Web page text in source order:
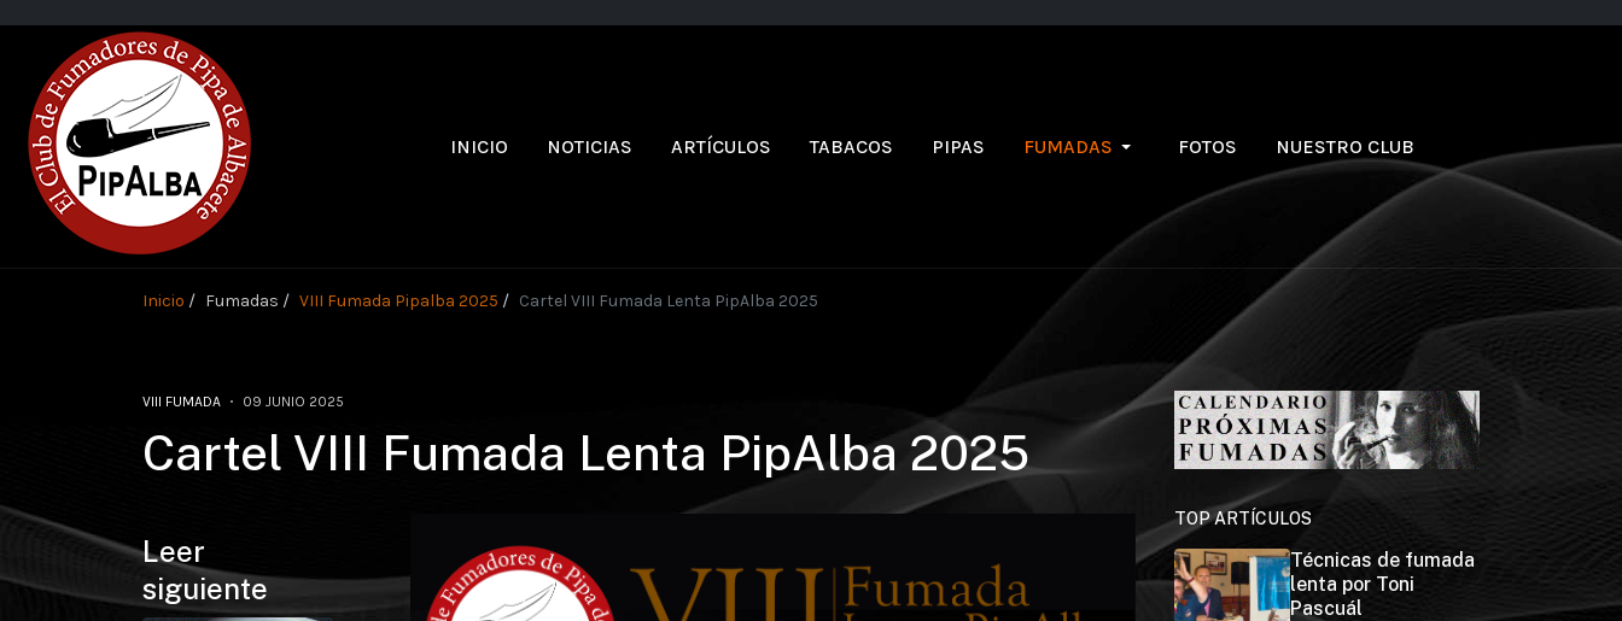
INICIO NOTICIAS ARTÍCULOS TABACOS PIPAS FUMADAS FOTOS NUESTRO CLUB
Inicio Fumadas VIII Fumada Pipalba 2025 Cartel VIII Fumada Lenta PipAlba 2025
VIII FUMADA 09 JUNIO 2025
Cartel VIII Fumada Lenta PipAlba 2025
Leer
siguiente
TOP ARTÍCULOS
Técnicas de fumada
lenta por Toni
Pascuál